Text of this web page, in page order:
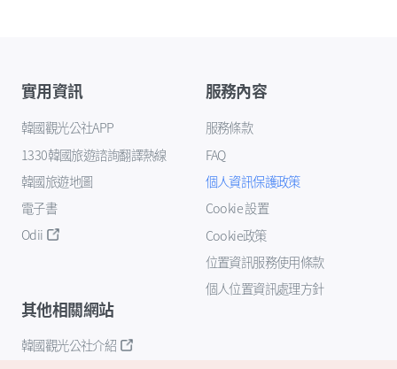
實用資訊
韓國觀光公社APP
1330韓國旅遊諮詢翻譯熱線
韓國旅遊地圖
電子書
Odii
服務內容
服務條款
FAQ
個人資訊保護政策
Cookie 設置
Cookie政策
位置資訊服務使用條款
個人位置資訊處理方針
其他相關網站
韓國觀光公社介紹